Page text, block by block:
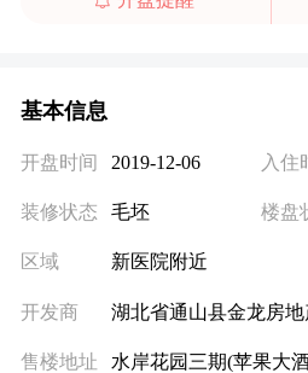
基本信息
开盘时间 2019-12-06 入住
装修状态 毛坯 楼盘
区域 新医院附近
开发商 湖北省通山县金龙房地
售楼地址 水岸花园三期(苹果大